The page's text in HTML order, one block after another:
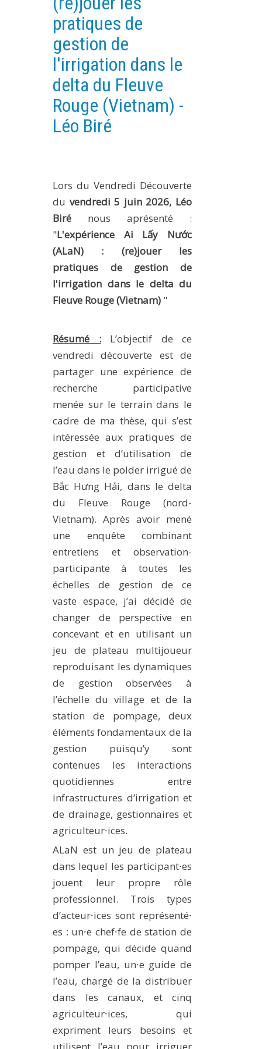
PLATEFORMES EXPÉRIMENTALES
IMPLANTATIONS GÉOGRAPHIQUES
PROJETS EN COURS
PROJETS TERMINÉS
NOS RÉSEAUX SCIENTIFIQUES ET TECHNIQUES
SÉMINAIRES RÉGULIERS
FORMATION
FORMATION CONTINUE
FORMATION DOCTORALE
THÈSES EN COURS
PRODUCTION
MÉTHODES ET OUTILS
THÈSES
WORKING PAPERS
NOTES THÉMATIQUES
pratiques de
gestion de
l'irrigation dans le
delta du Fleuve
Rouge (Vietnam) -
Léo Biré
Lors du Vendredi Découverte
du vendredi 5 juin 2026, Léo
Biré nous aprésenté :
"L'expérience Ai Lấy Nước
(ALaN) : (re)jouer les
pratiques de gestion de
l'irrigation dans le delta du
Fleuve Rouge (Vietnam) "
Résumé :
L’objectif de ce
vendredi découverte est de
partager une expérience de
recherche participative
menée sur le terrain dans le
cadre de ma thèse, qui s’est
intéressée aux pratiques de
gestion et d’utilisation de
l’eau dans le polder irrigué de
Bắc Hưng Hải, dans le delta
du Fleuve Rouge (nord-
Vietnam). Après avoir mené
une enquête combinant
entretiens et observation-
participante à toutes les
échelles de gestion de ce
vaste espace, j’ai décidé de
changer de perspective en
concevant et en utilisant un
jeu de plateau multijoueur
reproduisant les dynamiques
de gestion observées à
l’échelle du village et de la
station de pompage, deux
éléments fondamentaux de la
gestion puisqu’y sont
contenues les interactions
quotidiennes entre
infrastructures d’irrigation et
de drainage, gestionnaires et
agriculteur⸱ices.
ALaN est un jeu de plateau
dans lequel les participant⸱es
jouent leur propre rôle
professionnel. Trois types
d’acteur⸱ices sont représenté⸱
es : un⸱e chef⸱fe de station de
pompage, qui décide quand
pomper l’eau, un⸱e guide de
l’eau, chargé de la distribuer
dans les canaux, et cinq
agriculteur⸱ices, qui
expriment leurs besoins et